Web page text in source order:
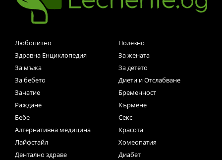
Любопитно
Полезно
Здравна Енциклопедия
За жената
За мъжа
За детето
За бебето
Диети и Отслабване
Зачатие
Бременност
Раждане
Кърмене
Бебе
Секс
Алтернативна медицина
Красота
Лайфстайл
Хомеопатия
Дентално здраве
Диабет